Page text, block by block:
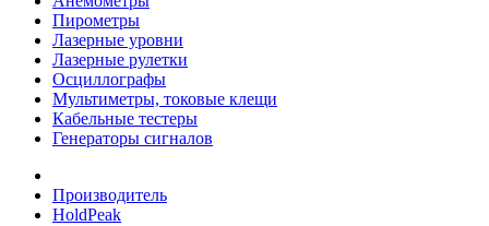
Пирометры
Лазерные уровни
Лазерные рулетки
Осциллографы
Мультиметры, токовые клещи
Кабельные тестеры
Генераторы сигналов
Производитель
HoldPeak